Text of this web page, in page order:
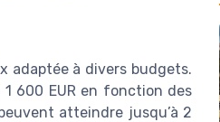
adaptée à divers budgets.
600 EUR en fonction des
atteindre jusqu’à 2